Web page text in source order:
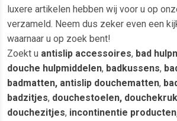
luxere artikelen hebben wij voor u op
verzameld. Neem dus zeker even een
waarnaar u op zoek bent!
Zoekt u antislip accessoires, bad
douche hulpmiddelen, badkussens,
badmatten, antislip douchematten,
badzitjes, douchestoelen,
douchezitjes, incontinentie